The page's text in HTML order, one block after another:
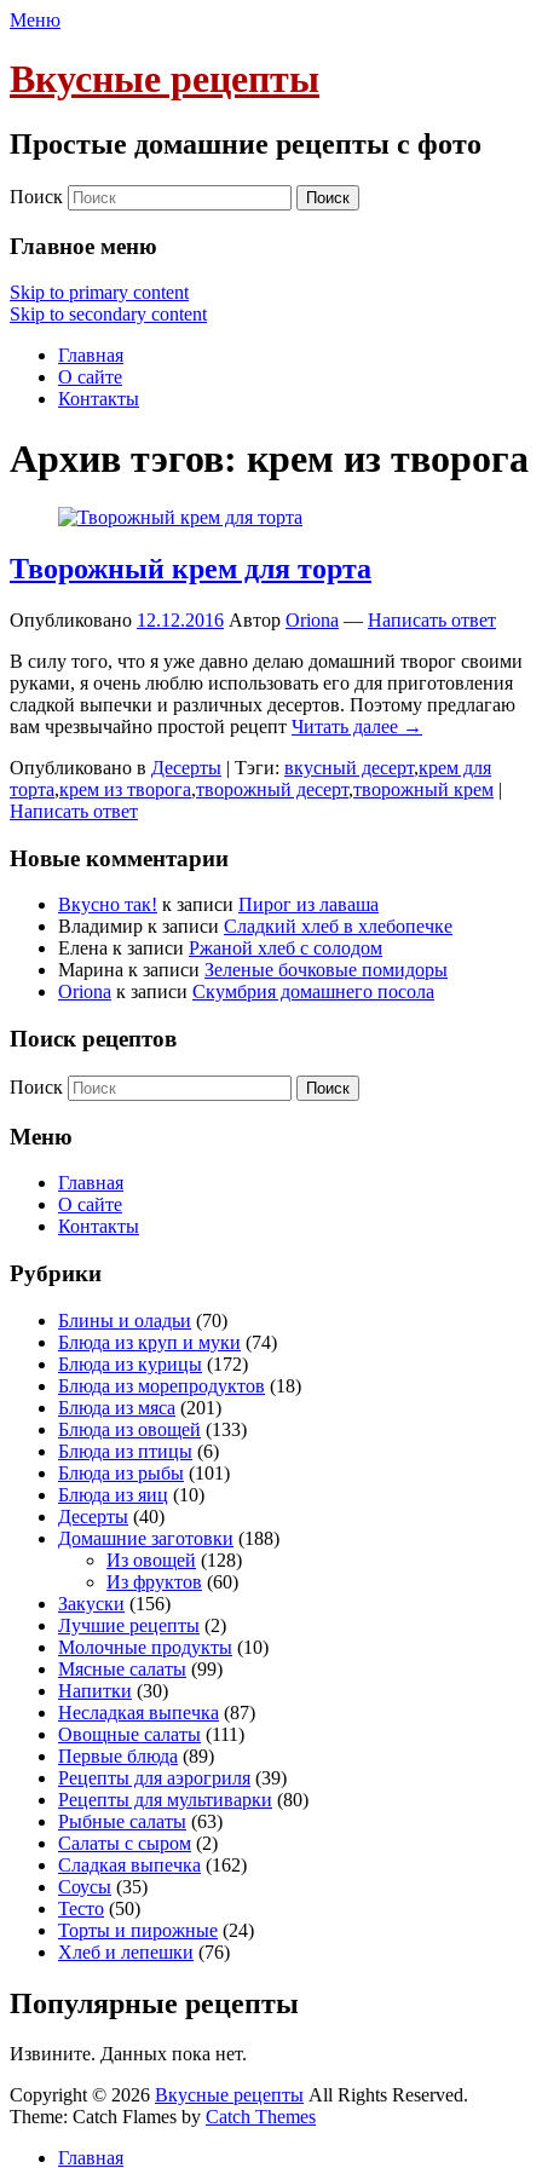
Меню
Вкусные рецепты
Простые домашние рецепты с фото
Поиск
Главное меню
Skip to primary content
Skip to secondary content
Главная
О сайте
Контакты
Архив тэгов: крем из творога
Творожный крем для торта
Опубликовано 12.12.2016 Автор Oriona — Написать ответ
В силу того, что я уже давно делаю домашний творог своими
руками, я очень люблю использовать его для приготовления
сладкой выпечки и различных десертов. Поэтому предлагаю
вам чрезвычайно простой рецепт Читать далее →
Опубликовано в Десерты | Тэги: вкусный десерт,крем для
торта,крем из творога,творожный десерт,творожный крем |
Написать ответ
Новые комментарии
Вкусно так! к записи Пирог из лаваша
Владимир к записи Сладкий хлеб в хлебопечке
Елена к записи Ржаной хлеб с солодом
Марина к записи Зеленые бочковые помидоры
Oriona к записи Скумбрия домашнего посола
Поиск рецептов
Поиск
Меню
Главная
О сайте
Контакты
Рубрики
Блины и оладьи (70)
Блюда из круп и муки (74)
Блюда из курицы (172)
Блюда из морепродуктов (18)
Блюда из мяса (201)
Блюда из овощей (133)
Блюда из птицы (6)
Блюда из рыбы (101)
Блюда из яиц (10)
Десерты (40)
Домашние заготовки (188)
Из овощей (128)
Из фруктов (60)
Закуски (156)
Лучшие рецепты (2)
Молочные продукты (10)
Мясные салаты (99)
Напитки (30)
Несладкая выпечка (87)
Овощные салаты (111)
Первые блюда (89)
Рецепты для аэрогриля (39)
Рецепты для мультиварки (80)
Рыбные салаты (63)
Салаты с сыром (2)
Сладкая выпечка (162)
Соусы (35)
Тесто (50)
Торты и пирожные (24)
Хлеб и лепешки (76)
Популярные рецепты
Извините. Данных пока нет.
Copyright © 2026 Вкусные рецепты All Rights Reserved.
Theme: Catch Flames by Catch Themes
Главная